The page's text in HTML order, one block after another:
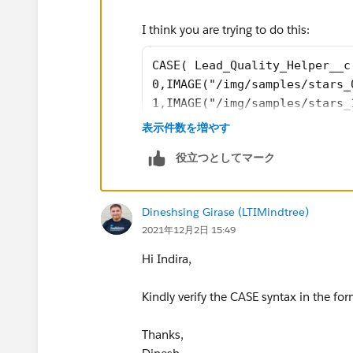
I think you are trying to do this:
CASE(
0,IMAGE("/img/samples/
1,IMAGE("/img/samples/
2,IMAGE("/img/samples/
4,IMAGE("/img/samples/
If you don't care too much about the
0,"/img/samples/
2,"/img/samples/
4,"/img/samples/
表示件数を増やす
役立つとしてマーク
Dineshsing Girase (LTIMindtree)
2021年12月2日 15:49
Hi Indira,
Kindly verify the CASE syntax in the
Thanks,